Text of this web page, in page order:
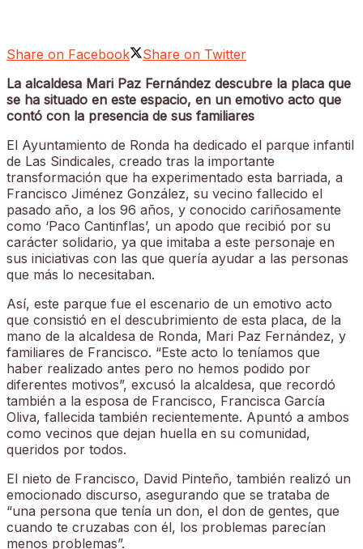
Share on Facebook
Share on Twitter
La alcaldesa Mari Paz Fernández descubre la placa que
se ha situado en este espacio, en un emotivo acto que
contó con la presencia de sus familiares
El Ayuntamiento de Ronda ha dedicado el parque infantil
de Las Sindicales, creado tras la importante
transformación que ha experimentado esta barriada, a
Francisco Jiménez González, su vecino fallecido el
pasado año, a los 96 años, y conocido cariñosamente
como ‘Paco Cantinflas’, un apodo que recibió por su
carácter solidario, ya que imitaba a este personaje en
sus iniciativas con las que quería ayudar a las personas
que más lo necesitaban.
Así, este parque fue el escenario de un emotivo acto
que consistió en el descubrimiento de esta placa, de la
mano de la alcaldesa de Ronda, Mari Paz Fernández, y
familiares de Francisco. “Este acto lo teníamos que
haber realizado antes pero no hemos podido por
diferentes motivos”, excusó la alcaldesa, que recordó
también a la esposa de Francisco, Francisca García
Oliva, fallecida también recientemente. Apuntó a ambos
como vecinos que dejan huella en su comunidad,
queridos por todos.
El nieto de Francisco, David Pinteño, también realizó un
emocionado discurso, asegurando que se trataba de
“una persona que tenía un don, el don de gentes, que
cuando te cruzabas con él, los problemas parecían
menos problemas”.